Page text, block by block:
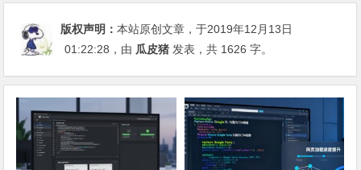
版权声明：本站原创文章，于2019年12月13日
01:22:28 ，由 瓜皮猪 发表，共 1626 字。